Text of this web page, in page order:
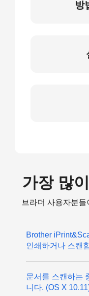
방
가장 많
브라더 사용자분
Brother
인쇄하거나 스캔
문서를 스캔하는
니다. (OS X